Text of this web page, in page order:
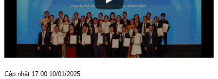
Cập nhật 17:00 10/01/2025